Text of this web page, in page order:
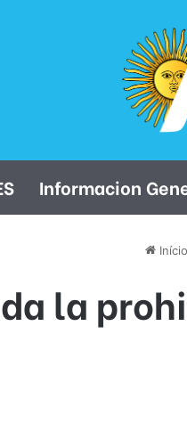
Informacion
Início
la